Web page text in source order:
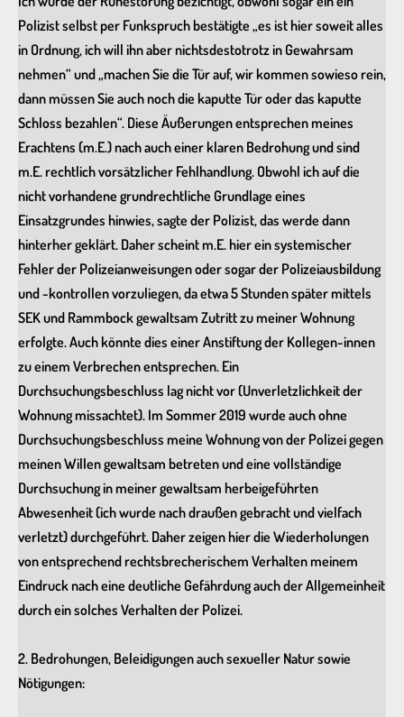
Polizist selbst per Funkspruch bestätigte „es ist hier soweit alles
in Ordnung, ich will ihn aber nichtsdestotrotz in Gewahrsam
nehmen“ und „machen Sie die Tür auf, wir kommen sowieso rein,
dann müssen Sie auch noch die kaputte Tür oder das kaputte
Schloss bezahlen“. Diese Äußerungen entsprechen meines
Erachtens (m.E.) nach auch einer klaren Bedrohung und sind
m.E. rechtlich vorsätzlicher Fehlhandlung. Obwohl ich auf die
nicht vorhandene grundrechtliche Grundlage eines
Einsatzgrundes hinwies, sagte der Polizist, das werde dann
hinterher geklärt. Daher scheint m.E. hier ein systemischer
Fehler der Polizeianweisungen oder sogar der Polizeiausbildung
und -kontrollen vorzuliegen, da etwa 5 Stunden später mittels
SEK und Rammbock gewaltsam Zutritt zu meiner Wohnung
erfolgte. Auch könnte dies einer Anstiftung der Kollegen-innen
zu einem Verbrechen entsprechen. Ein
Durchsuchungsbeschluss lag nicht vor (Unverletzlichkeit der
Wohnung missachtet). Im Sommer 2019 wurde auch ohne
Durchsuchungsbeschluss meine Wohnung von der Polizei gegen
meinen Willen gewaltsam betreten und eine vollständige
Durchsuchung in meiner gewaltsam herbeigeführten
Abwesenheit (ich wurde nach draußen gebracht und vielfach
verletzt) durchgeführt. Daher zeigen hier die Wiederholungen
von entsprechend rechtsbrecherischem Verhalten meinem
Eindruck nach eine deutliche Gefährdung auch der Allgemeinheit
durch ein solches Verhalten der Polizei.
2. Bedrohungen, Beleidigungen auch sexueller Natur sowie
Nötigungen: